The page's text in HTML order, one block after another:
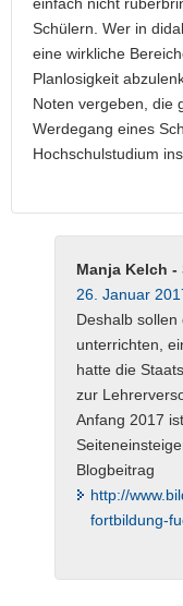
Schülern. Wer in
eine wirkliche
Planlosigkeit
Noten vergeben, die
Werdegang eines
Hochschulstudium
Manja Kelch -
26. Januar
Deshalb
unterrichten,
hatte die
zur
Anfang 2017
Blogbeitrag
http://
fortbildung-